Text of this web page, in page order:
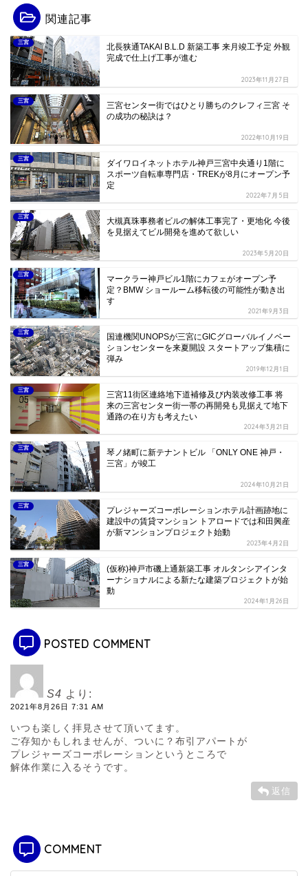
関連記事
三宮
北長狭通TAKAI B.L.D 新築工事 来月竣工予定 外観
完成で仕上げ工事が進む
2023年11月27日
三宮
三宮センター街ではひとり勝ちのクレフィ三宮 そ
の成功の秘訣は？
2022年10月19日
三宮
ダイワロイネットホテル神戸三宮中央通り1階に
スポーツ自転車専門店・TREKが8月にオープン予
定
2022年7月5日
三宮
大槻真珠事務者ビルの解体工事完了・更地化 今後
を見据えてビル開発を進めて欲しい
2023年5月20日
三宮
マークラー神戸ビル1階にカフェがオープン予
定？BMW ショールーム移転後の可能性が動き出
す
2021年9月3日
三宮
国連機関UNOPSが三宮にGICグローバルイノベー
ションセンターを来夏開設 スタートアップ集積に
弾み
2019年12月1日
三宮
三宮11街区連絡地下道補修及び内装改修工事 将
来の三宮センター街一帯の再開発も見据えて地下
通路の在り方も考えたい
2024年3月21日
三宮
琴ノ緒町に新テナントビル 「ONLY ONE 神戸・
三宮」が竣工
2024年10月21日
三宮
プレジャーズコーポレーションホテル計画跡地に
建設中の賃貸マンション トアロードでは和田興産
が新マンションプロジェクト始動
2023年4月2日
三宮
(仮称)神戸市磯上通新築工事 オルタンシアインタ
ーナショナルによる新たな建築プロジェクトが始
動
2024年1月26日
POSTED COMMENT
S4 より:
2021年8月26日 7:31 AM
いつも楽しく拝見させて頂いてます。
ご存知かもしれませんが、ついに？布引アパートが
プレジャーズコーポレーションというところで
解体作業に入るそうです。
返信
COMMENT